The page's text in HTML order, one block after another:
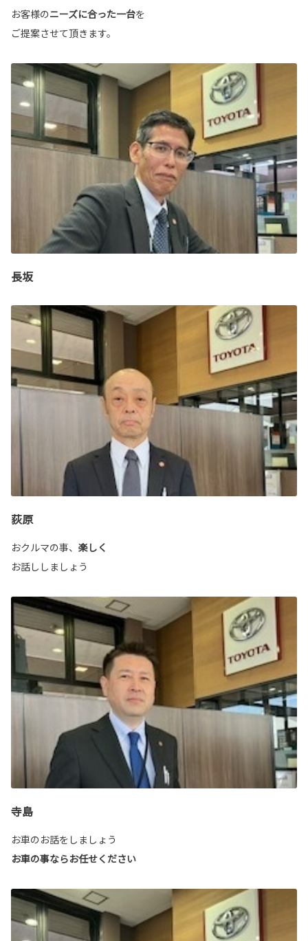
お客様のニーズに合った一台を
ご提案させて頂きます。
長坂
荻原
おクルマの事、 楽しく
お話ししましょう
寺島
お車のお話をしましょう
お車の事ならお任せください